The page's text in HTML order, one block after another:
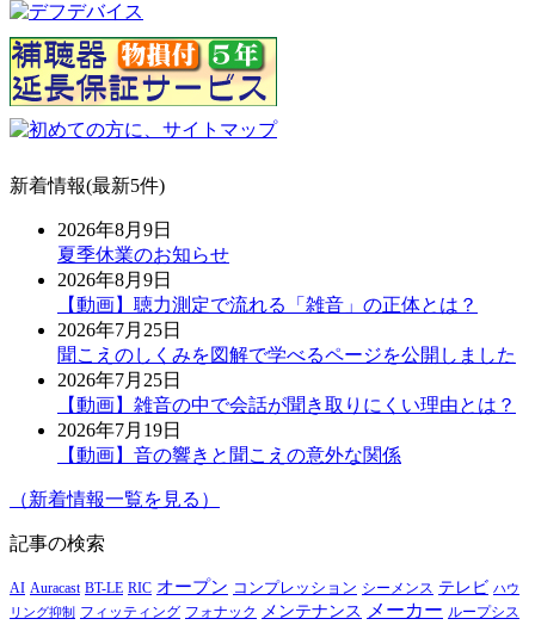
新着情報(最新5件)
2026年8月9日
夏季休業のお知らせ
2026年8月9日
【動画】聴力測定で流れる「雑音」の正体とは？
2026年7月25日
聞こえのしくみを図解で学べるページを公開しました
2026年7月25日
【動画】雑音の中で会話が聞き取りにくい理由とは？
2026年7月19日
【動画】音の響きと聞こえの意外な関係
（新着情報一覧を見る）
記事の検索
AI Auracast BT-LE RIC オープン コンプレッション シーメンス テレビ ハウ
リング抑制
フィッティング フォナック メンテナンス メーカー ループシス